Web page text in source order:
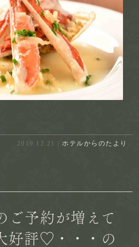
2019.12.21 |ホテルからのたより
ご予約が増えて
好評♡・・・の